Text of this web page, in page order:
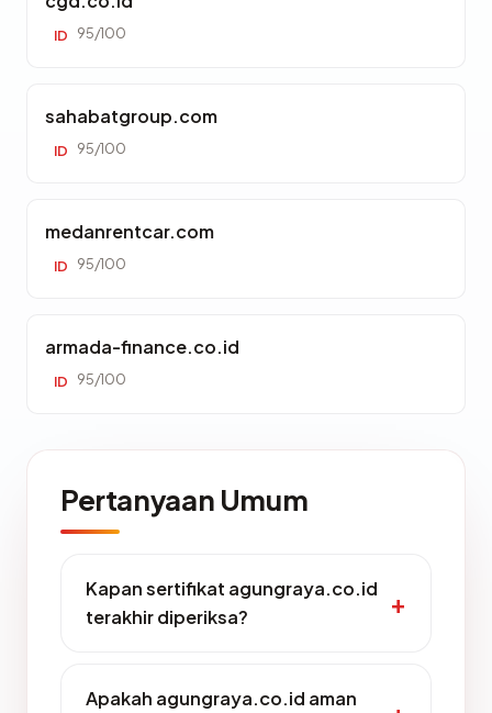
ID 95/100
sahabatgroup.com
ID 95/100
medanrentcar.com
ID 95/100
armada-finance.co.id
ID 95/100
Pertanyaan Umum
Kapan sertifikat agungraya.co.id
terakhir diperiksa?
Apakah agungraya.co.id aman